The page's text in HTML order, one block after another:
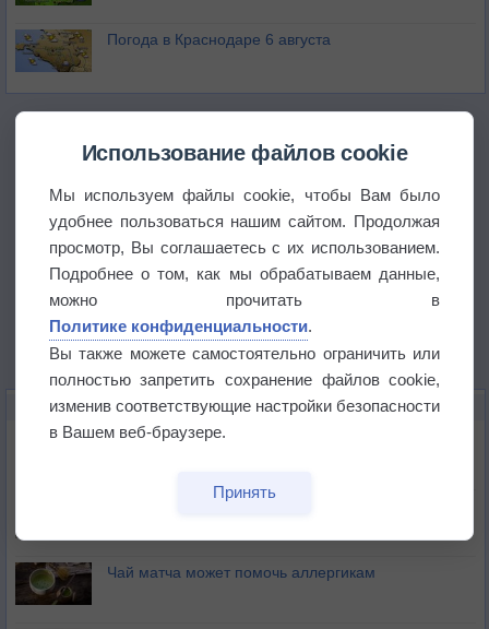
Погода в Краснодаре 6 августа
ЭТО ИНТЕРЕСНО
Почему северный загар цветом отличается от
Букет сирени вреден для здоровья
Чай матча может помочь аллергикам
Использование файлов cookie
Мы используем файлы cookie, чтобы Вам было
удобнее пользоваться нашим сайтом. Продолжая
просмотр, Вы соглашаетесь с их использованием.
Подробнее о том, как мы обрабатываем данные,
можно прочитать в
Политике конфиденциальности.
Вы также можете самостоятельно ограничить или
полностью запретить сохранение файлов cookie,
изменив соответствующие настройки безопасности
в Вашем веб-браузере.
Принять